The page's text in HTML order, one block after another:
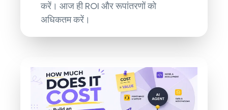
करें। आज ही ROI और रूपांतरणों को
अधिकतम करें।